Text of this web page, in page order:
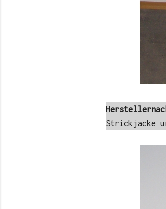
Strickjacke